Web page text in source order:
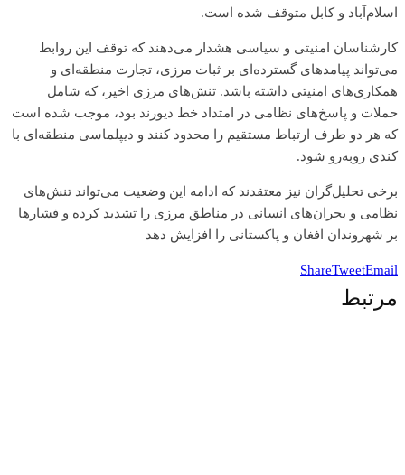
اسلام‌آباد و کابل متوقف شده است.
کارشناسان امنیتی و سیاسی هشدار می‌دهند که توقف این روابط
می‌تواند پیامدهای گسترده‌ای بر ثبات مرزی، تجارت منطقه‌ای و
همکاری‌های امنیتی داشته باشد. تنش‌های مرزی اخیر، که شامل
حملات و پاسخ‌های نظامی در امتداد خط دیورند بود، موجب شده است
که هر دو طرف ارتباط مستقیم را محدود کنند و دیپلماسی منطقه‌ای با
کندی روبه‌رو شود.
برخی تحلیل‌گران نیز معتقدند که ادامه این وضعیت می‌تواند تنش‌های
نظامی و بحران‌های انسانی در مناطق مرزی را تشدید کرده و فشارها
بر شهروندان افغان و پاکستانی را افزایش دهد
ShareTweetEmail
مرتبط